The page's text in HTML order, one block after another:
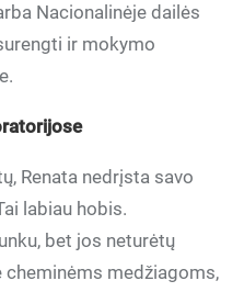
Nacionalinėje dailės
ir mokymo
Renata nedrįsta savo
labiau hobis.
bet jos neturėtų
medžiagoms,